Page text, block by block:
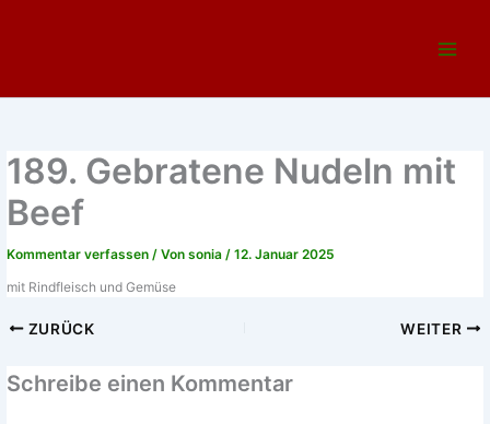
Menu
189. Gebratene Nudeln mit
Beef
Kommentar verfassen / Vonsonia/12. Januar 2025
mit Rindfleisch und Gemüse
ZURÜCK WEITER
Schreibe einen Kommentar